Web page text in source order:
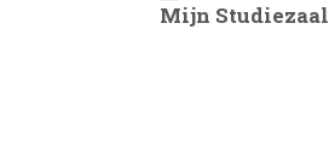
Mijn Studiezaal